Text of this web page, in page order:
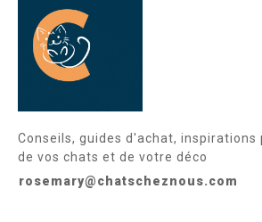
Conseils, guides d'achat, inspirations
de vos chats et de votre déco
rosemary@chatscheznous.com